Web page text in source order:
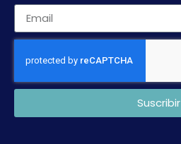
Suscribir